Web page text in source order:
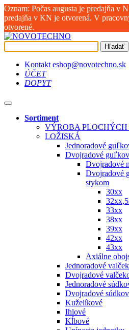
Oznam: Počas augusta je predajňa v
predajňa v KN je otvorená. V
otvorené.
Hľadať
Kontakt eshop@novotechno.sk
ÚČET
DOPYT
Sortiment
VÝROBA PLOCHÝCH
LOŽISKÁ
Jednoradové
Dvojradové
Dvojradové
Dvojradové
stykom
30xx
33xx
38xx
39xx
42xx
43xx
Axiálne
Jednoradové
Dvojradové
Jednoradové
Dvojradové
Kuželíkové
Ihlové
Kĺbové